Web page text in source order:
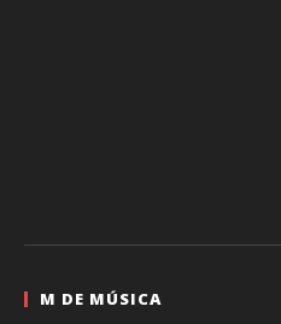
M DE MÚSICA